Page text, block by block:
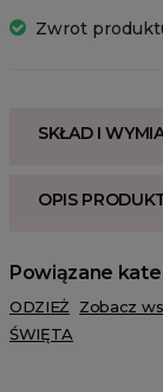
Zwrot
SKŁAD I
OPIS
Powiązane
ODZIEŻ Zobacz
ŚWIĘTA